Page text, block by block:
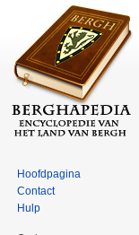
Hoofdpagina
Contact
Hulp